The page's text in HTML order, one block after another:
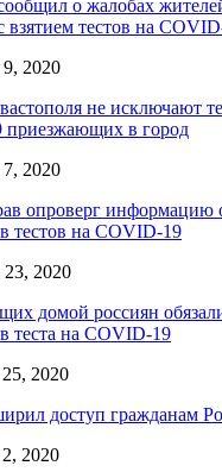
о жалобах
взятием тестов на
2020
не исключают
приезжающих в город
2020
опроверг информацию
тестов на COVID-19
2020
домой россиян
теста на COVID-19
2020
доступ гражданам
2020